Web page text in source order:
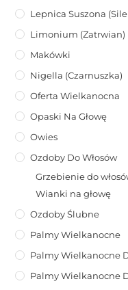
Lepnica Suszona
Limonium (zatrwian)
Makówki
Nigella (Czarnuszka)
Oferta Wielkanocna
Opaski Na Głowę
Owies
Ozdoby Do Włosów
Grzebienie do
Wianki na głowę
Ozdoby Ślubne
Palmy Wielkanocne
Palmy Wielkanocne
Palmy Wielkanocne